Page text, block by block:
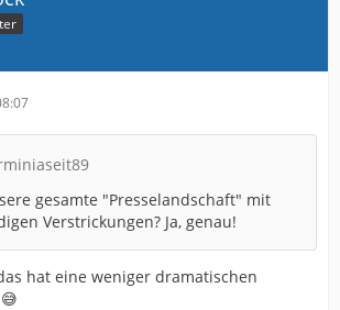
gesamte "Presselandschaft" mit
Verstrickungen? Ja, genau!
hat eine weniger dramatischen